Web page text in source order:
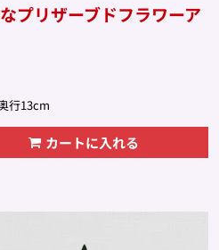
プリザーブドフラワーア
行13cm
カートに入れる